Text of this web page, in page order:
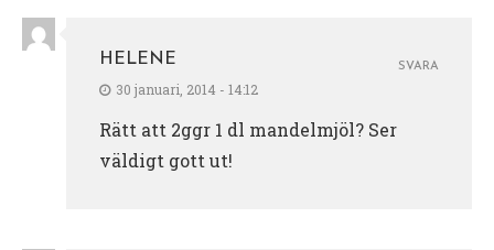
HELENE
30 januari, 2014 - 14:12
Rätt att 2ggr 1 dl mandelmjöl? Ser
väldigt gott ut!
SVARA